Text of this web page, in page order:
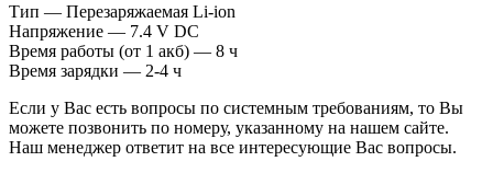
Тип — Перезаряжаемая Li-ion
Напряжение — 7.4 V DC
Время работы (от 1 акб) — 8 ч
Время зарядки — 2-4 ч
Если у Вас есть вопросы по системным требованиям, то Вы
можете позвонить по номеру, указанному на нашем сайте.
Наш менеджер ответит на все интересующие Вас вопросы.